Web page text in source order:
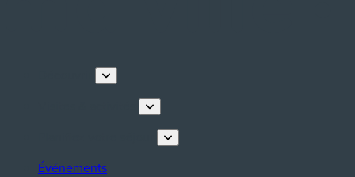
Événements